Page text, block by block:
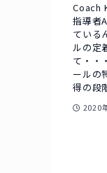
Coach
指導者
ている
ルの定
て・・
ールの
得の段
2020